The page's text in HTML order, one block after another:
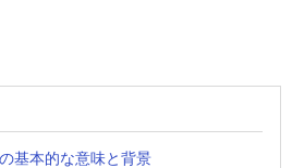
基本的な意味と背景